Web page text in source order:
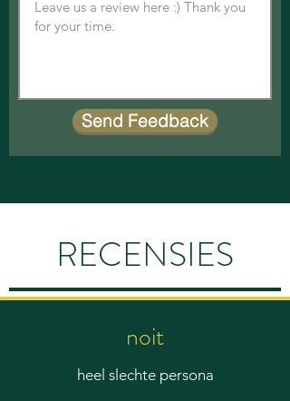
Send Feedback
RECENSIES
noit
heel slechte persona